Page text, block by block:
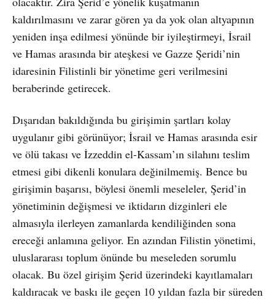
kaldırılmasını ve zarar gören ya da yok olan altyapının
yeniden inşa edilmesi yönünde bir iyileştirmeyi, İsrail
ve Hamas arasında bir ateşkesi ve Gazze Şeridi’nin
idaresinin Filistinli bir yönetime geri verilmesini
beraberinde getirecek.
Dışarıdan bakıldığında bu girişimin şartları kolay
uygulanır gibi görünüyor; İsrail ve Hamas arasında esir
ve ölü takası ve İzzeddin el-Kassam’ın silahını teslim
etmesi gibi dikenli konulara değinilmemiş. Bence bu
girişimin başarısı, böylesi önemli meseleler, Şerid’in
yönetiminin değişmesi ve iktidarın dizginleri ele
almasıyla ilerleyen zamanlarda kendiliğinden sona
ereceği anlamına geliyor. En azından Filistin yönetimi,
uluslararası toplum önünde bu meseleden sorumlu
olacak. Bu özel girişim Şerid üzerindeki kayıtlamaları
kaldıracak ve baskı ile geçen 10 yıldan fazla bir süreden